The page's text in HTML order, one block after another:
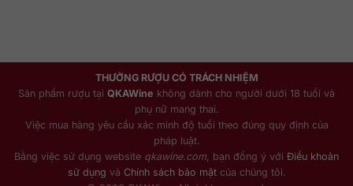
THƯỞNG RƯỢU CÓ TRÁCH NHIỆM
Sản phẩm rượu tại QKAWine không dành cho người dưới 18 tuổi và
phụ nữ mang thai.
Việc mua hàng yêu cầu xác minh độ tuổi theo đúng quy định của
pháp luật.
Bằng việc sử dụng website qkawine.com , bạn đồng ý với Điều khoản
sử dụng và Chính sách bảo mậtcủa chúng tôi.